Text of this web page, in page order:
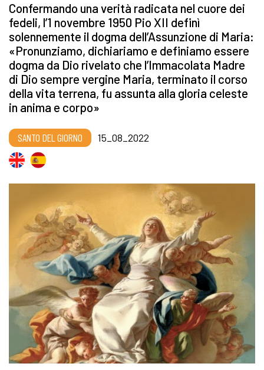
Confermando una verità radicata nel cuore dei
fedeli, l’1 novembre 1950 Pio XII definì
solennemente il dogma dell’Assunzione di Maria:
«Pronunziamo, dichiariamo e definiamo essere
dogma da Dio rivelato che l’Immacolata Madre
di Dio sempre vergine Maria, terminato il corso
della vita terrena, fu assunta alla gloria celeste
in anima e corpo»
SANTO DEL GIORNO 15_08_2022